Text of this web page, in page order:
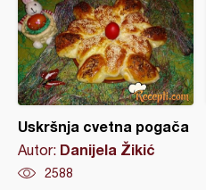
Uskršnja cvetna pogača
Autor: Danijela Žikić
2588